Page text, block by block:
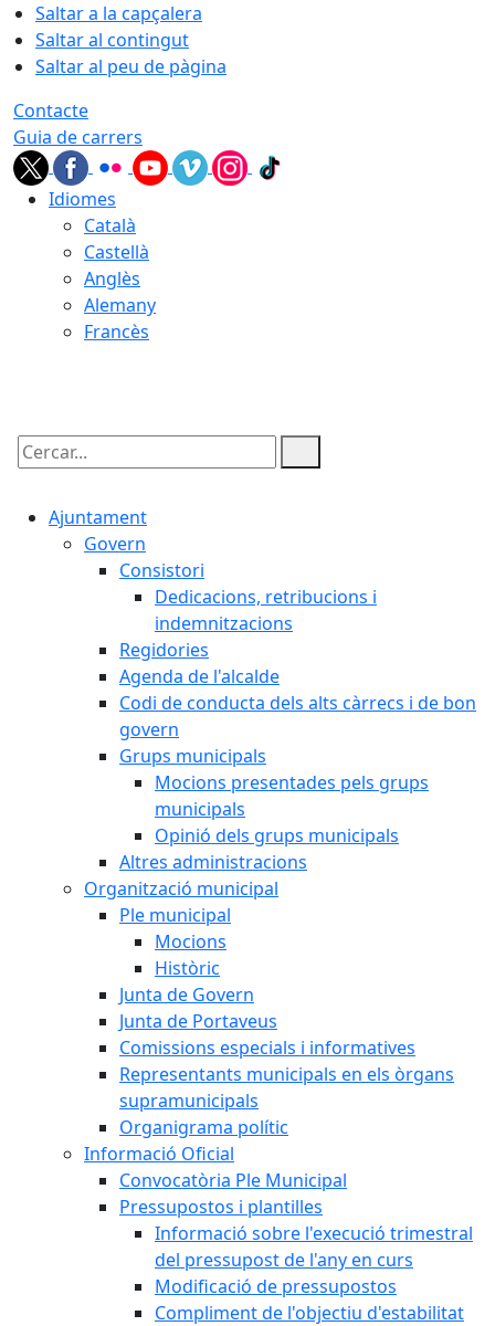
Saltar a la capçalera
Saltar al contingut
Saltar al peu de pàgina
Contacte
Guia de carrers
Idiomes
Català
Castellà
Anglès
Alemany
Francès
Cercar:
Ajuntament
Govern
Consistori
Dedicacions, retribucions i
indemnitzacions
Regidories
Agenda de l'alcalde
Codi de conducta dels alts càrrecs i de bon
govern
Grups municipals
Mocions presentades pels grups
municipals
Opinió dels grups municipals
Altres administracions
Organització municipal
Ple municipal
Mocions
Històric
Junta de Govern
Junta de Portaveus
Comissions especials i informatives
Representants municipals en els òrgans
supramunicipals
Organigrama polític
Informació Oficial
Convocatòria Ple Municipal
Pressupostos i plantilles
Informació sobre l'execució trimestral
del pressupost de l'any en curs
Modificació de pressupostos
Compliment de l'objectiu d'estabilitat